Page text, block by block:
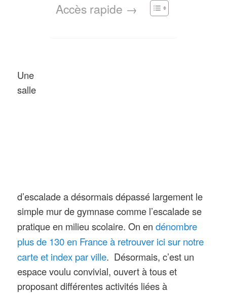
Accès rapide →
Une
salle
d’escalade a désormais dépassé largement le
simple mur de gymnase comme l’escalade se
pratique en milieu scolaire. On endénombre
plus de 130 en France à retrouver ici sur notre
carte et index par ville. Désormais, c’est un
espace voulu convivial, ouvert à tous et
proposant différentes activités liées à